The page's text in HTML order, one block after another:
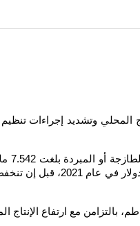
المحلي وتشديد إجراءات
مع ارتفاع الإنتاج